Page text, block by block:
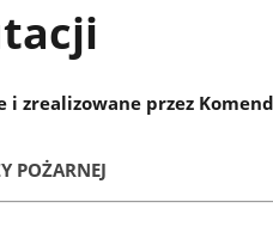
zrealizowane przez
POŻARNEJ